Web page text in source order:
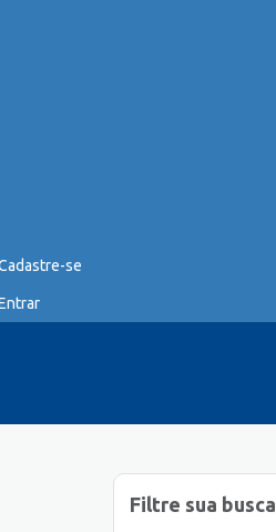
se
Filtre sua busca